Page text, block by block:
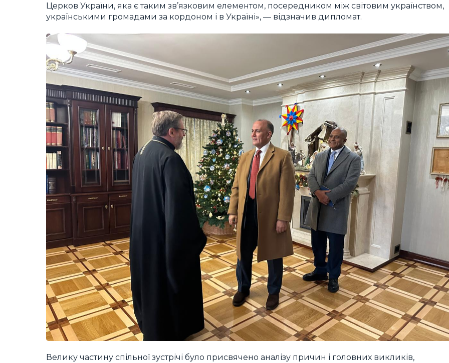
Церков України, яка є таким зв’язковим елементом, посередником між світовим українством,
українськими громадами за кордоном і в Україні», — відзначив дипломат.
Велику частину спільної зустрічі було присвячено аналізу причин і головних викликів,